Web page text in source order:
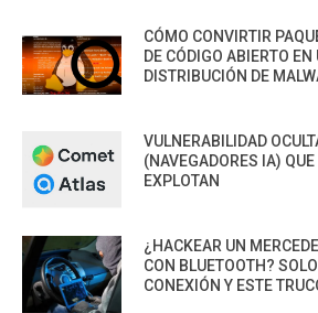
CÓMO CONVIRTIR
DE CÓDIGO ABIERTO
DISTRIBUCIÓN DE
VULNERABILIDAD
(NAVEGADORES IA)
EXPLOTAN
¿HACKEAR UN
CON BLUETOOTH?
CONEXIÓN Y ESTE